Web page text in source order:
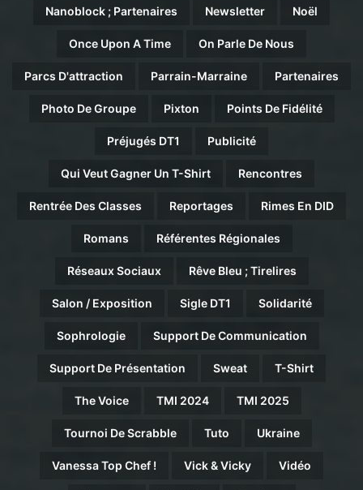
Nanoblock ; Partenaires Newsletter Noël
Once Upon A Time On Parle De Nous
Parcs D'attraction Parrain-Marraine Partenaires
Photo De Groupe Pixton Points De Fidélité
Préjugés DT1 Publicité
Qui Veut Gagner Un T-Shirt Rencontres
Rentrée Des Classes Reportages Rimes En DID
Romans Référentes Régionales
Réseaux Sociaux Rêve Bleu ; Tirelires
Salon / Exposition Sigle DT1 Solidarité
Sophrologie Support De Communication
Support De Présentation Sweat T-Shirt
The Voice TMI 2024 TMI 2025
Tournoi De Scrabble Tuto Ukraine
Vanessa Top Chef ! Vick & Vicky Vidéo